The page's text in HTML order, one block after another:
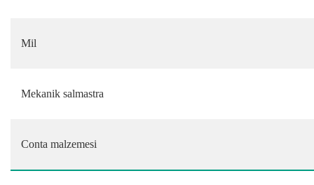
Mil
Mekanik salmastra
Conta malzemesi